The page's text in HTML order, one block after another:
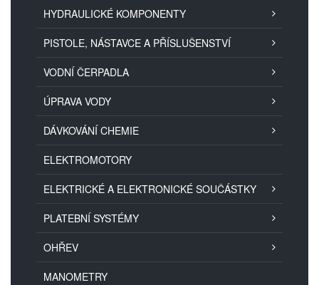
HYDRAULICKÉ KOMPONENTY
PISTOLE, NÁSTAVCE A PŘÍSLUŠENSTVÍ
VODNÍ ČERPADLA
ÚPRAVA VODY
DÁVKOVÁNÍ CHEMIE
ELEKTROMOTORY
ELEKTRICKÉ A ELEKTRONICKÉ SOUČÁSTKY
PLATEBNÍ SYSTÉMY
OHŘEV
MANOMETRY